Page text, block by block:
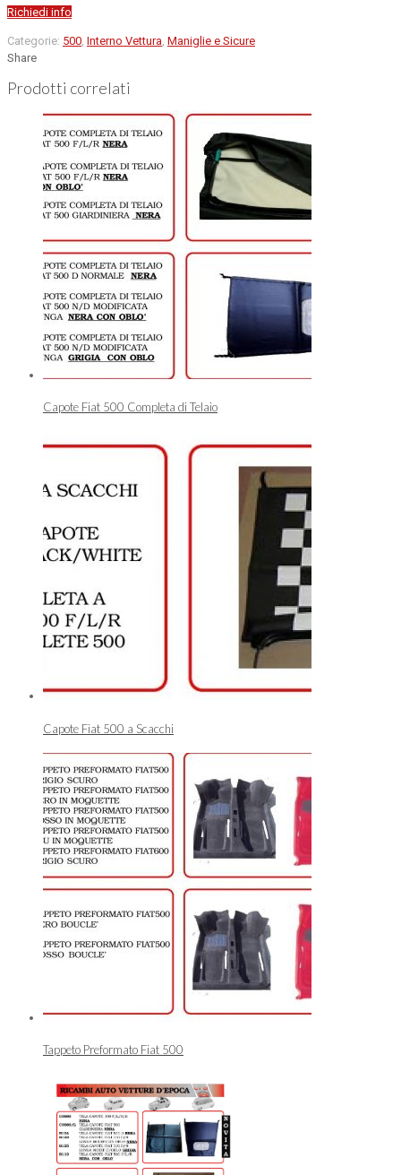
Richiedi info
Categorie: 500 Interno Vettura Maniglie e Sicure
Share
Prodotti correlati
Capote Fiat 500 Completa di Telaio
Capote Fiat 500 a Scacchi
Tappeto Preformato Fiat 500